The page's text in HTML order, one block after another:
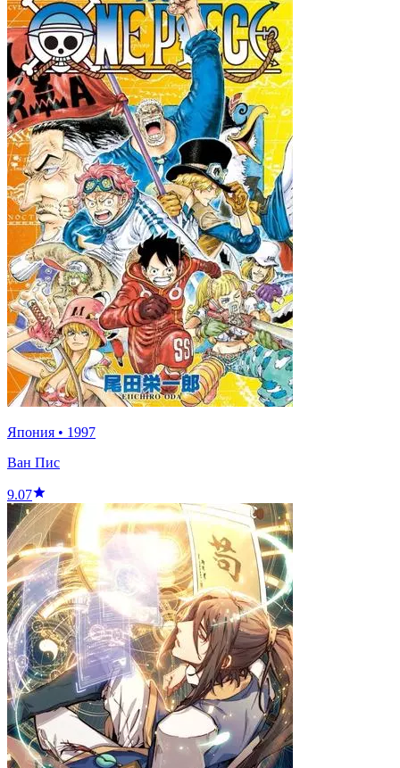
Япония • 1997
Ван Пис
9.07